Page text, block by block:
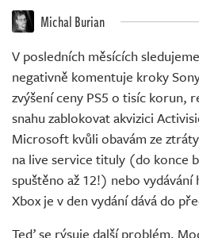
Živě
Michal Burian
V posledních měsících
negativně komentuje kroky
zvýšení ceny PS5 o tisíc korun,
snahu zablokovat akvizici
Microsoft kvůli obavám ze
na live service tituly (do konce
spuštěno až 12!) nebo vydávání
Xbox je v den vydání dává do
Teď se rýsuje další problém.